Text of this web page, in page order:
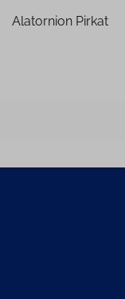
Alatornion Pirkat